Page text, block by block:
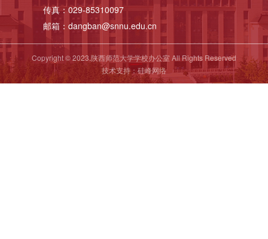
传真：029-85310097
邮箱：dangban@snnu.edu.cn
Copyright © 2023.陕西师范大学学校办公室 All Rights Reserved
技术支持： 硅峰网络